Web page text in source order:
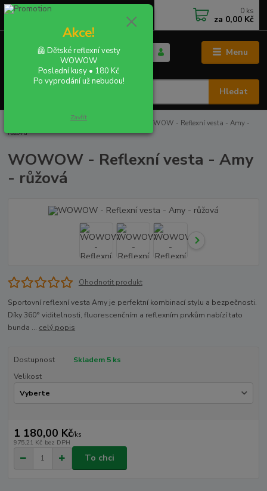
Menu
CZK
Hledat
+420 702 855 412
0 ks
za 0,00 Kč
REFLEXNÍ VESTY A BUNDY
WOWOW - Reflexní vesta - Amy -
růžová
WOWOW - Reflexní vesta - Amy
- růžová
Ohodnotit produkt
Sportovní reflexní vesta Amy je perfektní kombinací stylu a bezpečnosti.
Díky 360° viditelnosti, fluorescenčním a reflexním prvkům nabízí tato
bunda ... celý popis
Dostupnost
Skladem 5 ks
Velikost
1 180,00 Kč/ks
975,21 Kč bez DPH
To chci
Akce!
🦺 Dětské reflexní vesty
WOWOW
Poslední kusy • 180 Kč
Po vyprodání už nebudou!
Zavřít